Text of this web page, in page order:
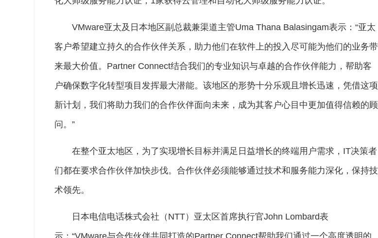
VMware亚太及日本地区副总裁兼渠道主管Uma Thana Balasingam表示：“亚太
客户希望建立持久的合作伙伴关系，助力他们在软件上的投入尽可能为他们的业务带
来最大价值。Partner Connect结合我们的专业知识与卓越的合作伙伴能力，帮助客
户确保数字化转型项目发挥最大潜能。该地区的形势十分乐观且增长迅速，凭借这项
新计划，我们将助力我们的合作伙伴面向未来，成为其客户心目中更加值得信赖的顾
问。”
在整个亚太地区，为了实现增长目标并满足日益增长的终端用户需求，IT决策者
们都在要求合作伙伴加快步伐。合作伙伴必须能够通过技术和服务能力深化，保持技
术领先。
日本电信电话株式会社（NTT）亚太区首席执行官John Lombard表
示：“VMware与合作伙伴共同打造的Partner Connect帮助我们通过一个高度透明的